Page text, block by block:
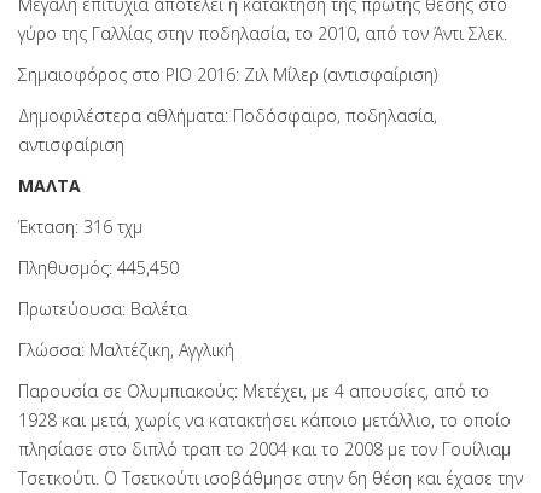
γύρο της Γαλλίας στην ποδηλασία, το 2010, από τον Άντι Σλεκ.
Σημαιοφόρος στο ΡΙΟ 2016: Ζιλ Μίλερ (αντισφαίριση)
Δημοφιλέστερα αθλήματα: Ποδόσφαιρο, ποδηλασία,
αντισφαίριση
ΜΑΛΤΑ
Έκταση: 316 τχμ
Πληθυσμός: 445,450
Πρωτεύουσα: Βαλέτα
Γλώσσα: Μαλτέζικη, Αγγλική
Παρουσία σε Ολυμπιακούς: Μετέχει, με 4 απουσίες, από το
1928 και μετά, χωρίς να κατακτήσει κάποιο μετάλλιο, το οποίο
πλησίασε στο διπλό τραπ το 2004 και το 2008 με τον Γουίλιαμ
Τσετκούτι. Ο Τσετκούτι ισοβάθμησε στην 6η θέση και έχασε την